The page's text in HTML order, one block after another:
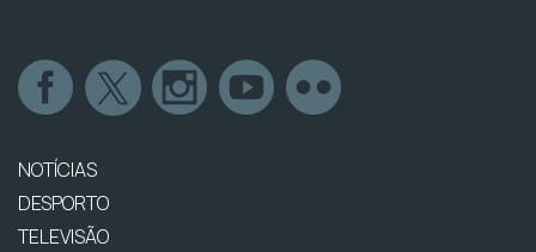
NOTÍCIAS
DESPORTO
TELEVISÃO